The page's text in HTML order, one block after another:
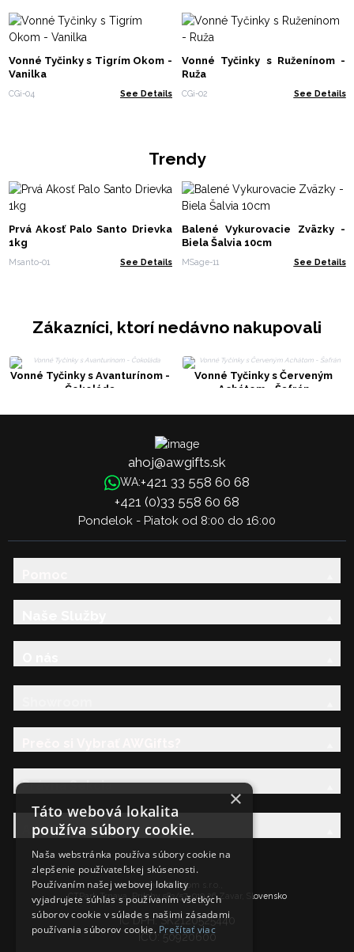
Vonné Tyčinky s Tigrím Okom -
Vanilka
CGi-04 See Details
Vonné Tyčinky s Ruženínom -
Ruža
CGi-02 See Details
Trendy
Prvá Akosť Palo Santo Drievka
1kg
Msanto-01 See Details
Balené Vykurovacie Zväzky -
Biela Šalvia 10cm
MSage-11 See Details
Zákazníci, ktorí nedávno nakupovali
Vonné Tyčinky s Avanturínom -
Čokoláda
Vonné Tyčinky s Červeným
Achátom - Šafrán
ahoj@awgifts.sk
WA:+421 33 558 60 68
+421 (0)33 558 60 68
Pondelok - Piatok od 8:00 do 16:00
Právna Sekcia
AW Rodina
Ancient Wisdom s.r.o.,
CTPark Trnava, Prílohy 583/57, 919 26 Zavar, Slovensko
IČ DPH: SK2120525440
IČO: 50920600
×
Táto webová lokalita
používa súbory cookie.
Naša webstránka používa súbory cookie na
zlepšenie používateľskej skúsenosti.
Používaním našej webovej lokality
vyjadrujete súhlas s používaním všetkých
súborov cookie v súlade s našimi zásadami
používania súborov cookie. Prečítať viac